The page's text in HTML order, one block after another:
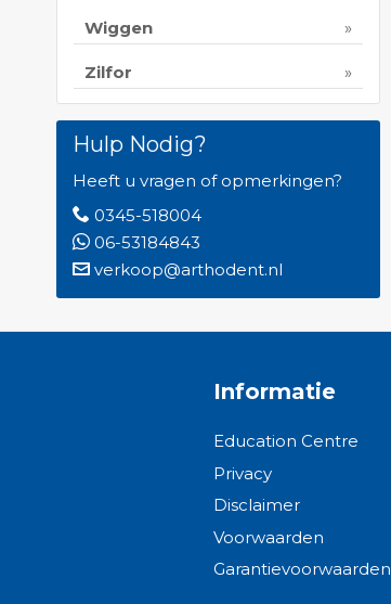
Wiggen
Zilfor
Hulp Nodig?
Heeft u vragen of opmerkingen?
0345-518004
06-53184843
verkoop@arthodent.nl
Informatie
Education Centre
Privacy
Disclaimer
Voorwaarden
Garantievoorwaarden